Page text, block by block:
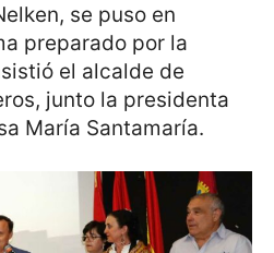
se puso en
preparado por la
el alcalde de
junto la presidenta
María Santamaría.